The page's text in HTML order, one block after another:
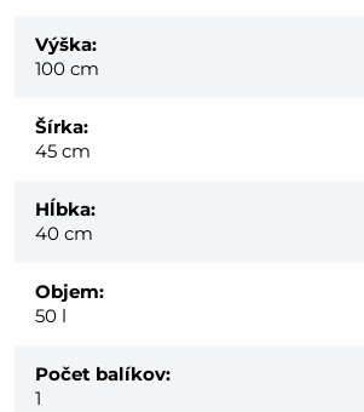
Výška:
100 cm
Šírka:
45 cm
Hĺbka:
40 cm
Objem:
50 l
Počet balíkov:
1